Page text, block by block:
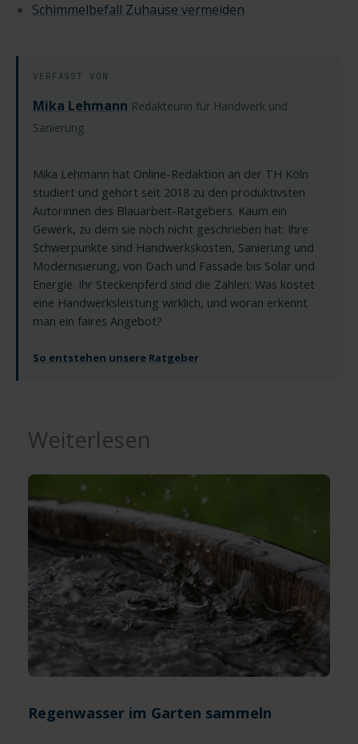
Schimmelbefall Zuhause vermeiden
VERFASST VON
Mika Lehmann Redakteurin für Handwerk und
Sanierung
Mika Lehmann hat Online-Redaktion an der TH Köln
studiert und gehört seit 2018 zu den produktivsten
Autorinnen des Blauarbeit-Ratgebers. Kaum ein
Gewerk, zu dem sie noch nicht geschrieben hat: Ihre
Schwerpunkte sind Handwerkskosten, Sanierung und
Modernisierung, von Dach und Fassade bis Solar und
Energie. Ihr Steckenpferd sind die Zahlen: Was kostet
eine Handwerksleistung wirklich, und woran erkennt
man ein faires Angebot?
So entstehen unsere Ratgeber
Weiterlesen
Regenwasser im Garten sammeln